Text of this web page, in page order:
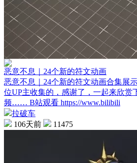
恶意不息｜24个新的符文动画
恶意不息｜24个新的符文动画合集展
位UP主收集的，感谢了，一起来欣
频…… B站观看 https://www.bilibili
拉破车
106天前
11475